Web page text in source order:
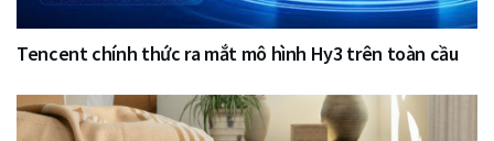
Tencent chính thức ra mắt mô hình Hy3 trên toàn cầu